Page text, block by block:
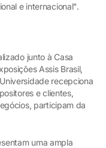
e internacional".
junto à Casa
Assis Brasil,
recepciona
e clientes,
participam da
uma ampla